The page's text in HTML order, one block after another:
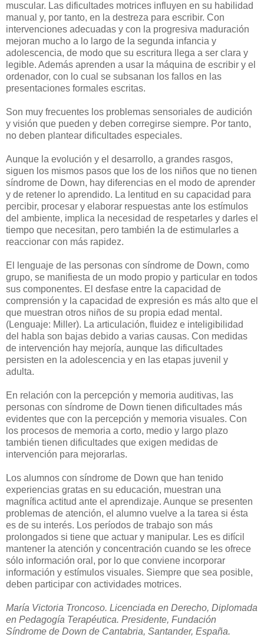
muscular. Las dificultades motrices influyen en su habilidad
manual y, por tanto, en la destreza para escribir. Con
intervenciones adecuadas y con la progresiva maduración
mejoran mucho a lo largo de la segunda infancia y
adolescencia, de modo que su escritura llega a ser clara y
legible. Además aprenden a usar la máquina de escribir y el
ordenador, con lo cual se subsanan los fallos en las
presentaciones formales escritas.
Son muy frecuentes los problemas sensoriales de audición
y visión que pueden y deben corregirse siempre. Por tanto,
no deben plantear dificultades especiales.
Aunque la evolución y el desarrollo, a grandes rasgos,
siguen los mismos pasos que los de los niños que no tienen
síndrome de Down, hay diferencias en el modo de aprender
y de retener lo aprendido. La lentitud en su capacidad para
percibir, procesar y elaborar respuestas ante los estímulos
del ambiente, implica la necesidad de respetarles y darles el
tiempo que necesitan, pero también la de estimularles a
reaccionar con más rapidez.
El lenguaje de las personas con síndrome de Down, como
grupo, se manifiesta de un modo propio y particular en todos
sus componentes. El desfase entre la capacidad de
comprensión y la capacidad de expresión es más alto que el
que muestran otros niños de su propia edad mental.
(Lenguaje: Miller). La articulación, fluidez e inteligibilidad
del habla son bajas debido a varias causas. Con medidas
de intervención hay mejoría, aunque las dificultades
persisten en la adolescencia y en las etapas juvenil y
adulta.
En relación con la percepción y memoria auditivas, las
personas con síndrome de Down tienen dificultades más
evidentes que con la percepción y memoria visuales. Con
los procesos de memoria a corto, medio y largo plazo
también tienen dificultades que exigen medidas de
intervención para mejorarlas.
Los alumnos con síndrome de Down que han tenido
experiencias gratas en su educación, muestran una
magnífica actitud ante el aprendizaje. Aunque se presenten
problemas de atención, el alumno vuelve a la tarea si ésta
es de su interés. Los períodos de trabajo son más
prolongados si tiene que actuar y manipular. Les es difícil
mantener la atención y concentración cuando se les ofrece
sólo información oral, por lo que conviene incorporar
información y estímulos visuales. Siempre que sea posible,
deben participar con actividades motrices.
María Victoria Troncoso. Licenciada en Derecho, Diplomada
en Pedagogía Terapéutica. Presidente, Fundación
Síndrome de Down de Cantabria, Santander, España.